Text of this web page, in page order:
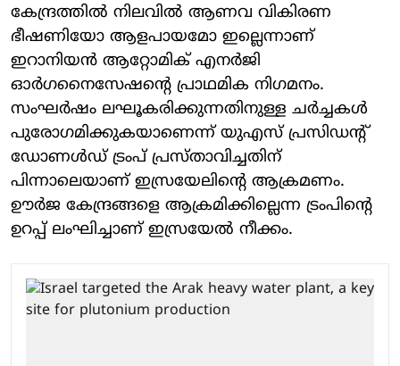
കേന്ദ്രത്തില്‍ നിലവില്‍ ആണവ വികിരണ
ഭീഷണിയോ ആളപായമോ ഇല്ലെന്നാണ്
ഇറാനിയന്‍ ആറ്റോമിക് എനര്‍ജി
ഓര്‍ഗനൈസേഷന്റെ പ്രാഥമിക നിഗമനം.
സംഘര്‍ഷം ലഘൂകരിക്കുന്നതിനുള്ള ചര്‍ച്ചകള്‍
പുരോഗമിക്കുകയാണെന്ന് യുഎസ് പ്രസിഡന്റ്
ഡോണള്‍ഡ് ട്രംപ് പ്രസ്താവിച്ചതിന്
പിന്നാലെയാണ് ഇസ്രയേലിന്റെ ആക്രമണം.
ഊര്‍ജ കേന്ദ്രങ്ങളെ ആക്രമിക്കില്ലെന്ന ട്രംപിന്റെ
ഉറപ്പ് ലംഘിച്ചാണ് ഇസ്രയേല്‍ നീക്കം.